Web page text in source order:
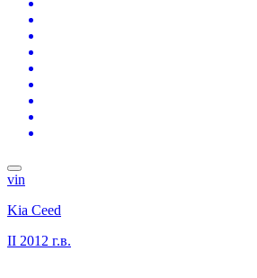
vin
Kia Ceed
II 2012 г.в.